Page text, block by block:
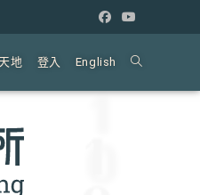
地 登入 English Toggle